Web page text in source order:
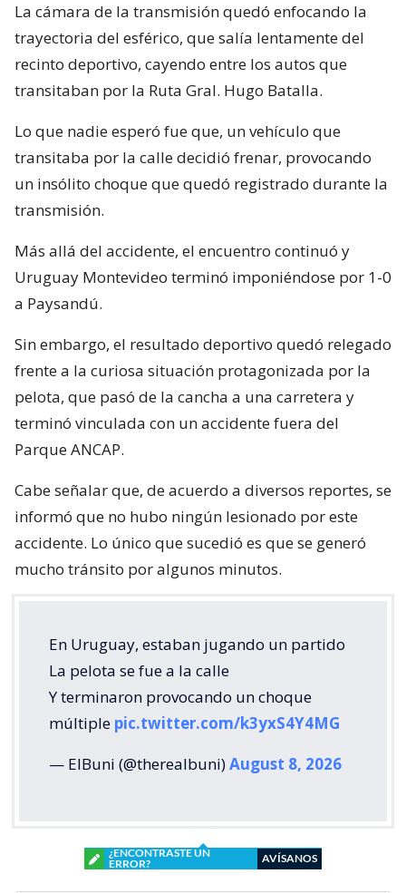
La cámara de la transmisión quedó enfocando la
trayectoria del esférico, que salía lentamente del
recinto deportivo, cayendo entre los autos que
transitaban por la Ruta Gral. Hugo Batalla.
Lo que nadie esperó fue que, un vehículo que
transitaba por la calle decidió frenar, provocando
un insólito choque que quedó registrado durante la
transmisión.
Más allá del accidente, el encuentro continuó y
Uruguay Montevideo terminó imponiéndose por 1-0
a Paysandú.
Sin embargo, el resultado deportivo quedó relegado
frente a la curiosa situación protagonizada por la
pelota, que pasó de la cancha a una carretera y
terminó vinculada con un accidente fuera del
Parque ANCAP.
Cabe señalar que, de acuerdo a diversos reportes, se
informó que no hubo ningún lesionado por este
accidente. Lo único que sucedió es que se generó
mucho tránsito por algunos minutos.
En Uruguay, estaban jugando un partido
La pelota se fue a la calle
Y terminaron provocando un choque
múltiple pic.twitter.com/k3yxS4Y4MG
— ElBuni (@therealbuni)August 8, 2026
¿ENCONTRASTE UN
ERROR?
AVÍSANOS